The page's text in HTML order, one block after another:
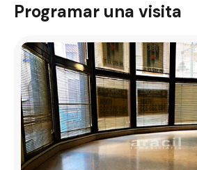
Programar una visita